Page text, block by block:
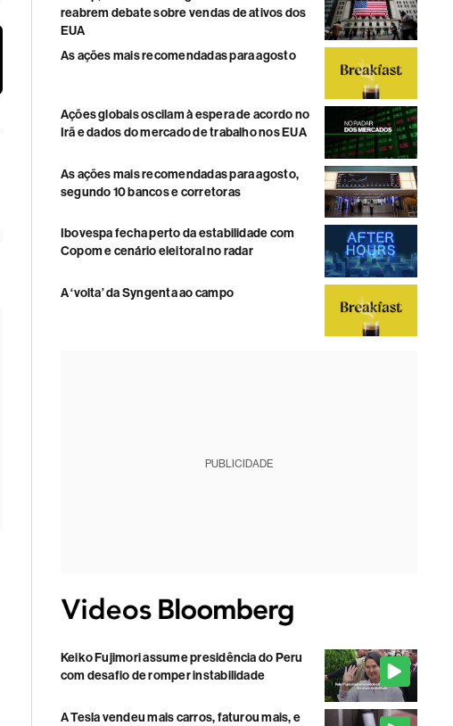
reabrem debate sobre vendas de ativos dos
EUA
As ações mais recomendadas para agosto
Ações globais oscilam à espera de acordo no
Irã e dados do mercado de trabalho nos EUA
As ações mais recomendadas para agosto,
segundo 10 bancos e corretoras
Ibovespa fecha perto da estabilidade com
Copom e cenário eleitoral no radar
A ‘volta’ da Syngenta ao campo
PUBLICIDADE
Keiko Fujimori assume presidência do Peru
com desafio de romper instabilidade
A Tesla vendeu mais carros, faturou mais, e